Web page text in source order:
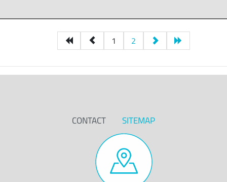
1 2
CONTACT SITEMAP